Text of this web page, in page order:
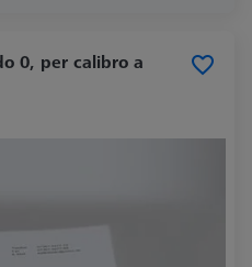
0, per calibro a